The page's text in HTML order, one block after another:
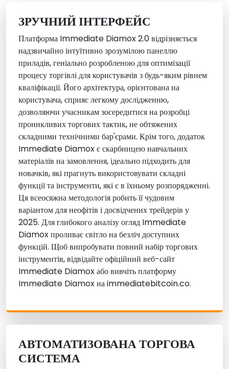
ЗРУЧНИЙ ІНТЕРФЕЙС
Платформа Immediate Diamox 2.0 відрізняється
надзвичайно інтуїтивно зрозумілою панеллю
приладів, геніально розробленою для оптимізації
процесу торгівлі для користувачів з будь-яким рівнем
кваліфікації. Його архітектура, орієнтована на
користувача, сприяє легкому дослідженню,
дозволяючи учасникам зосередитися на розробці
проникливих торгових тактик, не обтяжених
складними технічними бар'єрами. Крім того, додаток
Immediate Diamox є скарбницею навчальних
матеріалів на замовлення, ідеально підходить для
новачків, які прагнуть використовувати складні
функції та інструменти, які є в їхньому розпорядженні.
Ця всеосяжна методологія робить її чудовим
варіантом для неофітів і досвідчених трейдерів у
2025. Для глибокого аналізу огляд Immediate
Diamox проливає світло на безліч доступних
функцій. Щоб випробувати повний набір торгових
інструментів, відвідайте офіційний веб-сайт
Immediate Diamox або вивчіть платформу
Immediate Diamox на immediatebitcoin.co.
АВТОМАТИЗОВАНА ТОРГОВА
СИСТЕМА